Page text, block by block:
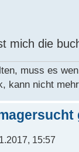
mich die
muss es
kann nicht
15:57